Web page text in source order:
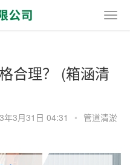
合理？ (箱涵清
年3月31日 04:31 • 管道清淤